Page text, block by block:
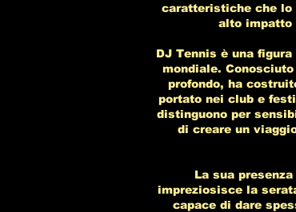
caratteristiche che lo
alto impatto
DJ Tennis è una
mondiale.
profondo, ha
portato nei club e
distinguono per
di creare un
La sua
impreziosisce la
capace di dare